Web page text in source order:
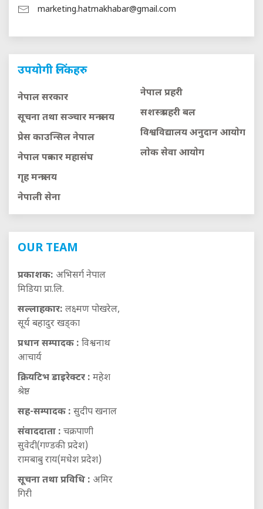
marketing.hatmakhabar@gmail.com
उपयोगी लिंकहरु
नेपाल सरकार
सूचना तथा सञ्चार मन्त्रालय
प्रेस काउन्सिल नेपाल
नेपाल पत्रकार महासंघ
गृह मन्त्रालय
नेपाली सेना
नेपाल प्रहरी
सशस्त्र प्रहरी बल
विश्वविद्यालय अनुदान आयाेग
लाेक सेवा आयाेग
OUR TEAM
प्रकाशक: अभिसर्ग नेपाल
मिडिया प्रा.लि.
सल्लाहकार: लक्ष्मण पोखरेल,
सूर्य बहादुर खड्का
प्रधान सम्पादक : विश्वनाथ
आचार्य
क्रियटिभ डाइरेक्टर : महेश
श्रेष्ठ
सह-सम्पादक : सुदीप खनाल
संवाददाता : चक्रपाणी
सुवेदी(गण्डकी प्रदेश)
रामबाबु राय(मधेश प्रदेश)
सूचना तथा प्रविधि : अमिर
गिरी